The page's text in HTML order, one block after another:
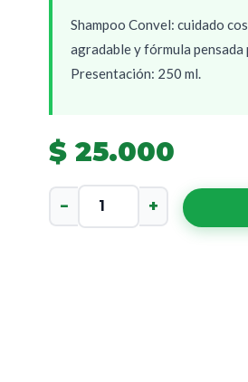
Shampoo Convel: cuidado
agradable y fórmula
Presentación: 250 ml.
$25.000
Shampoo
Convel
cantidad
− +